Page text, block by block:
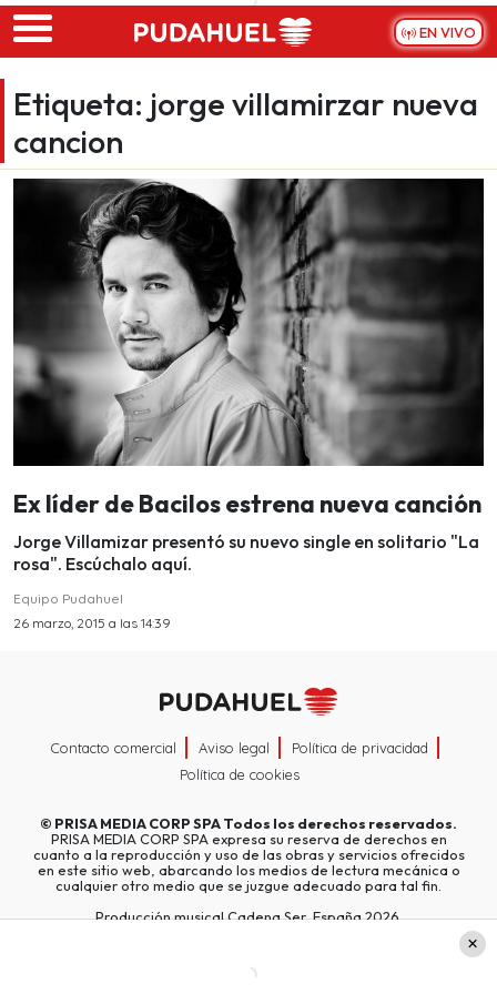
Skip to main content
EN VIVO
Etiqueta: jorge villamirzar nueva
cancion
Ex líder de Bacilos estrena nueva canción
Jorge Villamizar presentó su nuevo single en solitario "La
rosa". Escúchalo aquí.
Equipo Pudahuel
26 marzo, 2015 a las 14:39
Contacto comercial Aviso legal
Política de privacidad
Política de cookies
© PRISA MEDIA CORP SPATodos los derechos reservados.
PRISA MEDIA CORP SPA expresa su reserva de derechos en
cuanto a la reproducción y uso de las obras y servicios ofrecidos
en este sitio web, abarcando los medios de lectura mecánica o
cualquier otro medio que se juzgue adecuado para tal fin.
Producción musical Cadena Ser, España 2026.